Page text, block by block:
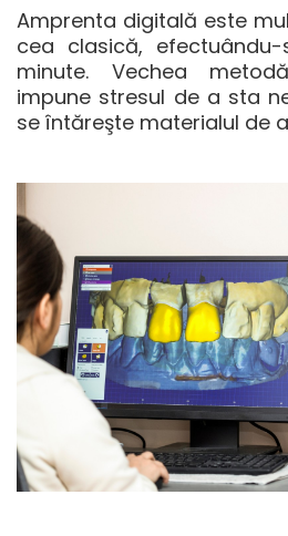
Amprenta digitală este
cea clasică,
minute. Vechea
impune stresul de a sta
se întăreşte materialul de